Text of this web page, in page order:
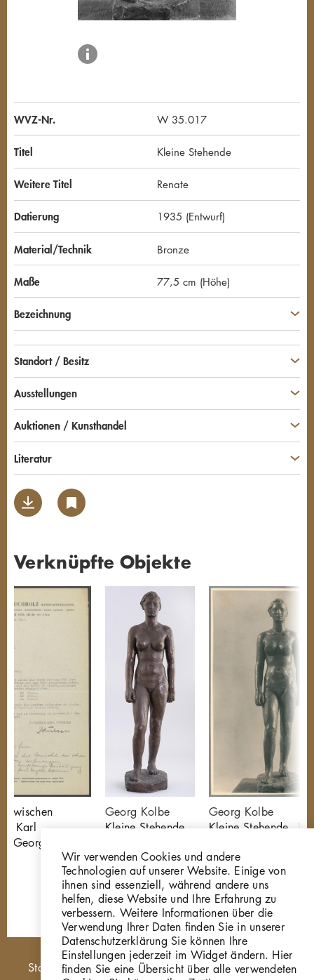
WVZ-Nr. W 35.017
Titel Kleine Stehende
Weitere Titel Renate
Datierung 1935 (Entwurf)
Material/Technik Bronze
Maße 77,5 cm (Höhe)
Bezeichnung
Standort / Besitz
Ausstellungen
Auktionen / Kunsthandel
Literatur
Verknüpfte Objekte
zwischen
Karl
Georg
Georg Kolbe
Kleine Stehende
Georg Kolbe
Kleine Stehende,
GKFo-0459_001
Hauptnavigation
Startseite
Wir verwenden Cookies und andere
Technologien auf unserer Website. Einige von
ihnen sind essenziell, während andere uns
helfen, diese Website und Ihre Erfahrung zu
verbessern. Weitere Informationen über die
Verwendung Ihrer Daten finden Sie in unserer
Datenschutzerklärung Sie können Ihre
Einstellungen jederzeit im Widget ändern. Hier
finden Sie eine Übersicht über alle verwendeten